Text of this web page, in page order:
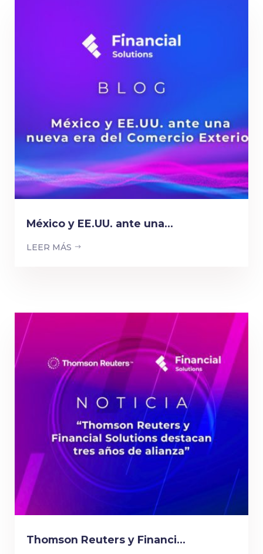
México y EE.UU. ante una...
LEER MÁS
Thomson Reuters y Financi...